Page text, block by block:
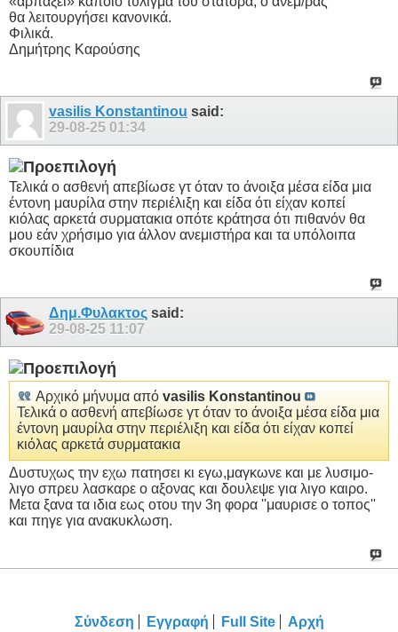
θα λειτουργήσει κανονικά.
Φιλικά.
Δημήτρης Καρούσης
vasilis Konstantinou said:
29-08-25 01:34
Τελικά ο ασθενή απεβίωσε γτ όταν το άνοιξα μέσα είδα μια
έντονη μαυρίλα στην περιέλιξη και είδα ότι είχαν κοπεί
κιόλας αρκετά συρματακια οπότε κράτησα ότι πιθανόν θα
μου εάν χρήσιμο για άλλον ανεμιστήρα και τα υπόλοιπα
σκουπίδια
Δημ.Φυλακτος said:
29-08-25 11:07
Αρχικό μήνυμα από vasilis Konstantinou
Τελικά ο ασθενή απεβίωσε γτ όταν το άνοιξα μέσα είδα μια
έντονη μαυρίλα στην περιέλιξη και είδα ότι είχαν κοπεί
κιόλας αρκετά συρματακια
Δυστυχως την εχω πατησει κι εγω,μαγκωνε και με λυσιμο-
λιγο σπρευ λασκαρε ο αξονας και δουλεψε για λιγο καιρο.
Μετα ξανα τα ιδια εως οτου την 3η φορα ''μαυρισε ο τοπος''
και πηγε για ανακυκλωση.
Σύνδεση Εγγραφή Full Site Αρχή